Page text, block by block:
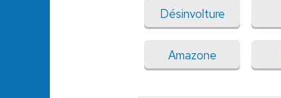
Désinvolture
Amazone